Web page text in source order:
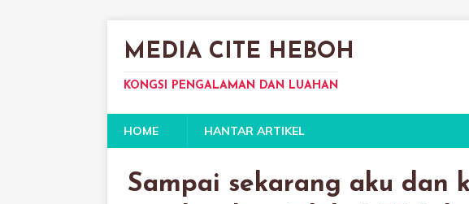
MEDIA CITE HEBOH
KONGSI PENGALAMAN DAN LUAHAN
HOME HANTAR ARTIKEL
Sampai sekarang aku dan